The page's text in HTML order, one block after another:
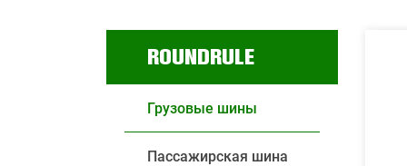
ROUNDRULE
Грузовые шины
Пассажирская шина